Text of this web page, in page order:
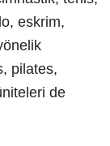
eskrim,
pilates,
de